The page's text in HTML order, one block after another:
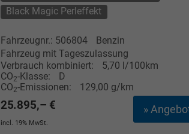
Black Magic Perleffekt
Fahrzeugnr.: 506804
Benzin
Fahrzeug mit Tageszulassung
Verbrauch kombiniert:
5,70 l/100km
CO2-Klasse:
D
CO2-Emissionen: 129,00 g/km
»
25.895,– €
incl. 19% MwSt.